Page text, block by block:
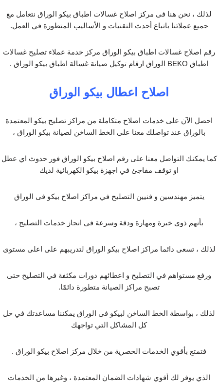
لذلك ، نحن هنا فى مركز اصلاح غسالات اطباق بيكو الوراق نتعامل مع
جميع عملائنا باتباع أحدث التقنيات و الأساليب المتطورة في العمل.
رقم اصلاح غسالات اطباق بيكو الوراق مركز خدمة عملاء تصليح غسالات
اطباق BEKO الوراق ارقام توكيل صيانة غسالة اطباق بيكو الوراق .
اصلاح اعطال بيكو الوراق
احصل الآن على خدمات اصلاح متكاملة من مراكز تصليح بيكو المعتمدة
بالوراق عند تواصلك معنا على الخط الساخن لصيانة بيكو الوراق ،
كما يمكنك التواصل معنا على رقم اصلاح بيكو الوراق فور حدوث اي عطل
او توقف مفاجئ في اجهزة بيكو الكهربائية لديك
يتميز مهندسين و فنيين التصليح في مراكز اصلاح بيكو فى الوراق
بأنهم ذوي خبرة ومهارة ودقة وسرعة في انجاز خدمات التصليح ،
لذلك ، تسعى دائما مراكز اصلاح بيكو الوراق لتدريبهم على اعلى مستوى
ورفع مستواهم في التصليح و اعطائهم دورات مكثفة في التصليح حتى
تصبح مراكز الصيانة متطورة دائمًا.
لذلك ، بواسطة الخط الساخن لبيكو فى الوراق يمكننا مساعدتك في حل
كل المشاكل التي تواجهك
فتمتع بأقوي الخدمات الحصرية من خلال مركز اصلاح بيكو الوراق .
الذي يوفر لك أقوي شهادات الضمان المعتمدة ، وغيرها من الخدمات